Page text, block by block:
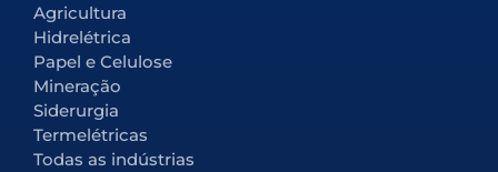
Agricultura
Hidrelétrica
Papel e Celulose
Mineração
Siderurgia
Termelétricas
Todas as indústrias